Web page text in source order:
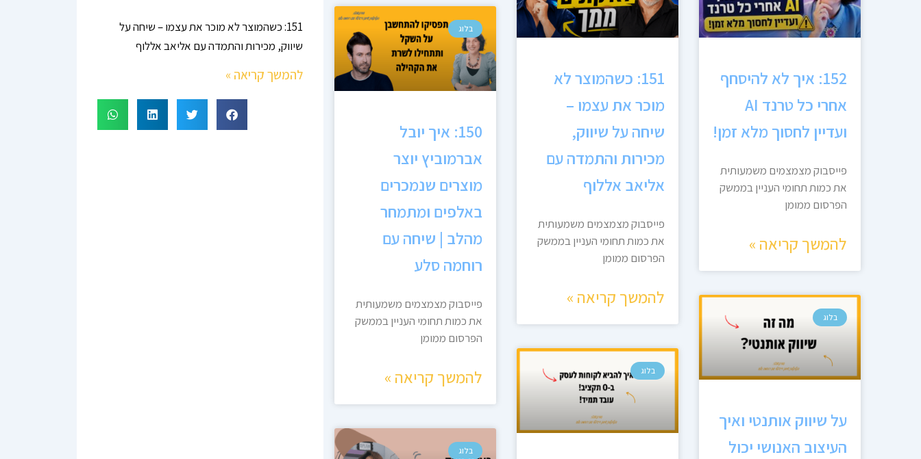
152: איך לא להיסחף
אחרי כל טרנד AI
ועדיין לחסוך מלא זמן!
פייסבוק מצמצמים משמעותית
את כמות תחומי העניין בממשק
הפרסום ממומן
להמשך קריאה »
151: כשהמוצר לא
מוכר את עצמו –
שיחה על שיווק,
מכירות והתמדה עם
אליאב אללוף
פייסבוק מצמצמים משמעותית
את כמות תחומי העניין בממשק
הפרסום ממומן
להמשך קריאה »
בלוג
150: איך יובל
אברמוביץ יוצר
מוצרים שנמכרים
באלפים ומתמחר
מהלב | שיחה עם
רוחמה סלע
פייסבוק מצמצמים משמעותית
את כמות תחומי העניין בממשק
הפרסום ממומן
להמשך קריאה »
בלוג
על שיווק אותנטי ואיך
העיצוב האנושי יכול
בלוג
בלוג
151: כשהמוצר לא מוכר את עצמו – שיחה על
שיווק, מכירות והתמדה עם אליאב אללוף
להמשך קריאה »